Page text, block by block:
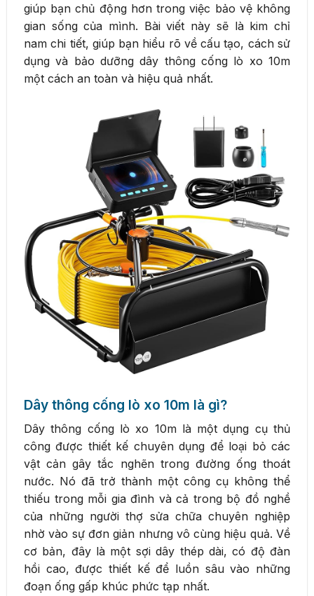
giúp bạn chủ động hơn trong việc bảo vệ không
gian sống của mình. Bài viết này sẽ là kim chỉ
nam chi tiết, giúp bạn hiểu rõ về cấu tạo, cách sử
dụng và bảo dưỡng dây thông cống lò xo 10m
một cách an toàn và hiệu quả nhất.
Dây thông cống lò xo 10m là gì?
Dây thông cống lò xo 10m là một dụng cụ thủ
công được thiết kế chuyên dụng để loại bỏ các
vật cản gây tắc nghẽn trong đường ống thoát
nước. Nó đã trở thành một công cụ không thể
thiếu trong mỗi gia đình và cả trong bộ đồ nghề
của những người thợ sửa chữa chuyên nghiệp
nhờ vào sự đơn giản nhưng vô cùng hiệu quả. Về
cơ bản, đây là một sợi dây thép dài, có độ đàn
hồi cao, được thiết kế để luồn sâu vào những
đoạn ống gấp khúc phức tạp nhất.